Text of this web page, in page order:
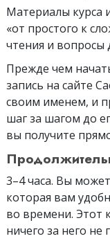
Материалы курса
«от простого к
чтения и вопросы
Прежде чем
запись на сайте
своим именем, и
шаг за шагом до
вы получите
3–4 часа. Вы
которая вам
во времени. Этот
ничего за него не